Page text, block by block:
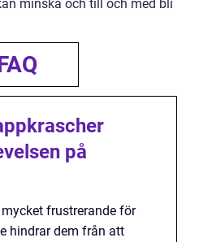
minska och till och med bli
på
frustrerande för
hindrar dem från att